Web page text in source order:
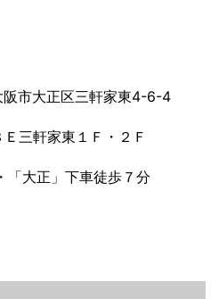
市大正区三軒家東4-6-4
軒家東１Ｆ・２Ｆ
大正」下車徒歩７分